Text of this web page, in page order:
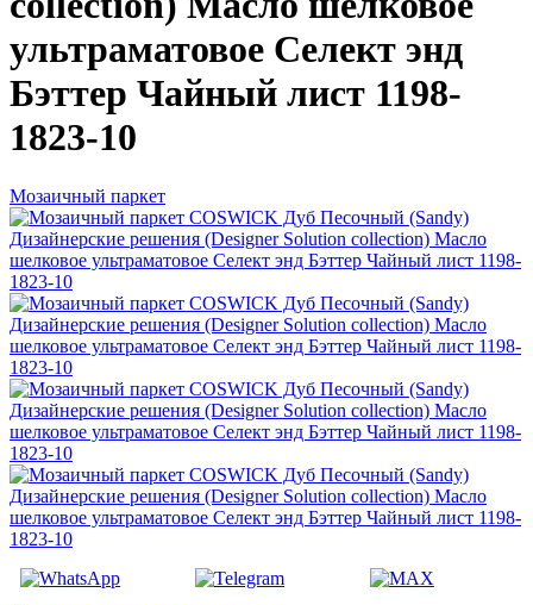
ультраматовое Селект энд
Бэттер Чайный лист 1198-
1823-10
Мозаичный паркет